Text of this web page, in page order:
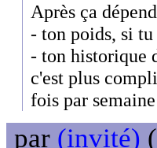
Après ça
- ton poids, si
- ton historique
c'est plus
fois par semaine
par (invité)